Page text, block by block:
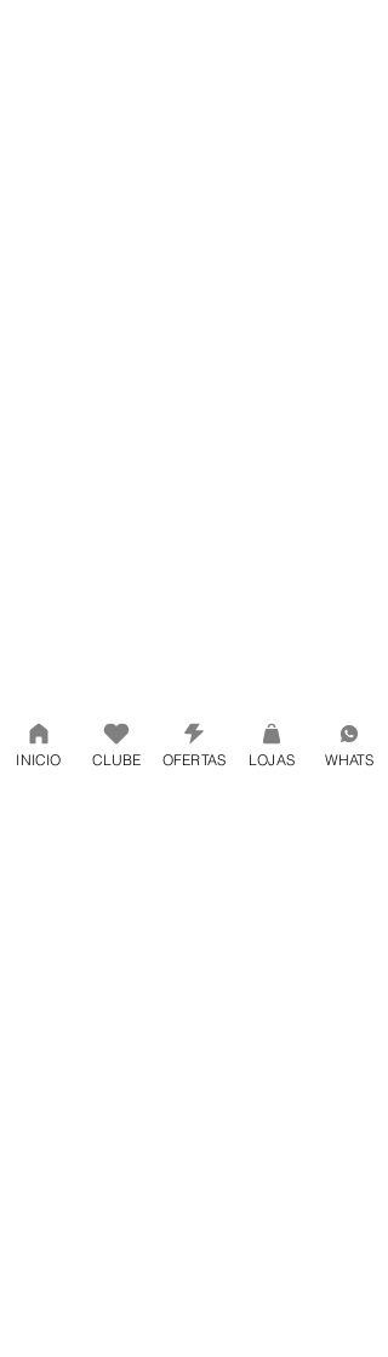
INICIO CLUBE OFERTAS LOJAS WHATS